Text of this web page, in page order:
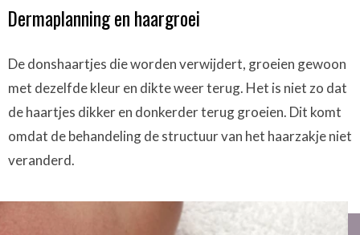
Dermaplanning en haargroei
De donshaartjes die worden verwijdert, groeien gewoon
met dezelfde kleur en dikte weer terug. Het is niet zo dat
de haartjes dikker en donkerder terug groeien. Dit komt
omdat de behandeling de structuur van het haarzakje niet
veranderd.